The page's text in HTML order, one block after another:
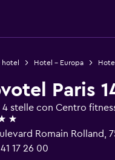
Hotel - Europa
Paris
4 stelle con Centro
Romain Rolland,
17 26 00